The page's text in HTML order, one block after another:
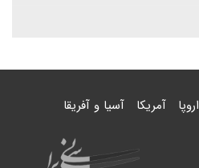
اروپا آمریکا آسیا و آفریقا